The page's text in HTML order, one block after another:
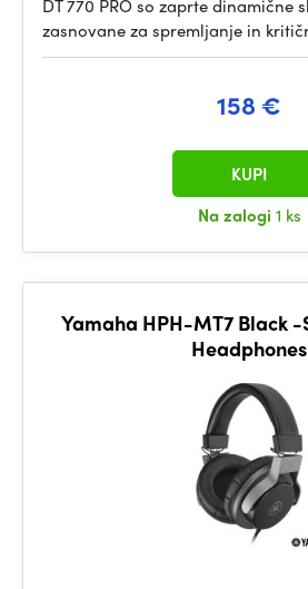
DT 770 PRO so zaprte dinamične
zasnovane za spremljanje in
158 €
Na zalogi 1 ks
KUPI
Yamaha HPH-MT7 Black
Headphones